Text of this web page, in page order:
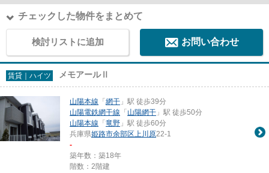
チェックした物件をまとめて
検討リストに追加 お問い合わせ
賃貸｜ハイツ メモアールⅡ
山陽本線 「網干 」駅 徒歩39分
山陽電鉄網干線 「山陽網干 」駅 徒歩50分
山陽本線 「竜野 」駅 徒歩60分
兵庫県姫路市余部区上川原22-1
-
築年数：築18年
階数：2階建